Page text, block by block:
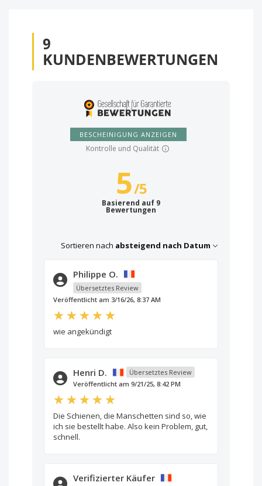
9
KUNDENBEWERTUNGEN
BESCHEINIGUNG ANZEIGEN
Kontrolle und Qualität
5/5
Basierend auf 9
Bewertungen
Sortieren nach absteigend nach Datum
Philippe O.
Übersetztes Review
Veröffentlicht am 3/16/26, 8:37 AM
wie angekündigt
Henri D.
Übersetztes Review
Veröffentlicht am 9/21/25, 8:42 PM
Die Schienen, die Manschetten sind so, wie
ich sie bestellt habe. Also kein Problem, gut,
schnell.
Verifizierter Käufer